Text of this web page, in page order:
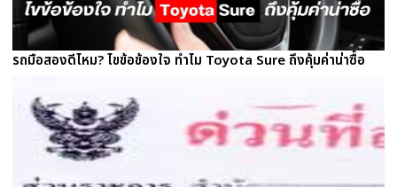
รถมือสองดีไหม? ไขข้อข้องใจ ทำไม Toyota Sure ถึงคุ้มค่าน่าซื้อ